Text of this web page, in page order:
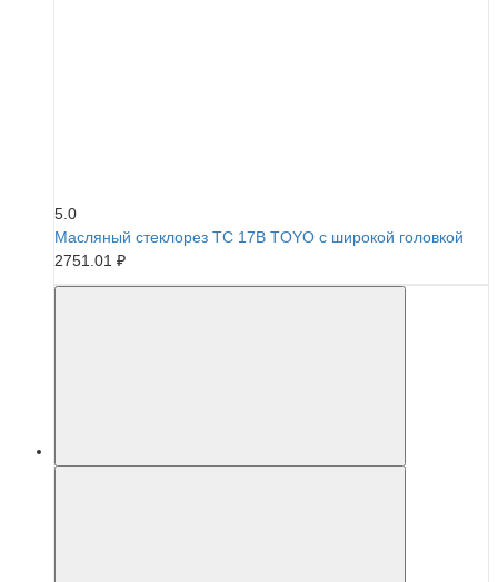
5.0
Масляный стеклорез TC 17B TOYO с широкой головкой
2751.01 ₽